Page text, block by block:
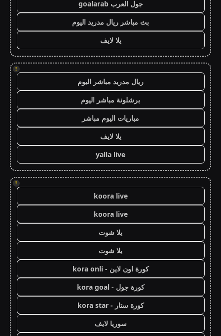
جول العرب goalarab
بث مباشر ريال مدريد اليوم
يلا لايف
!
ريال مدريد مباشر اليوم
برشلونة مباشر اليوم
مباريات اليوم مباشر
يلا لايف
yalla live
!
koora live
koora live
يلا شوت
يلا شوت
كورة اون لاين - kora onli
كورة جول - kora goal
كورة ستار - kora star
سوريا لايف